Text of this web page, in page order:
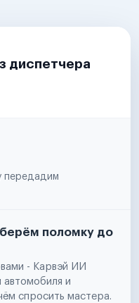
диспетчера
передадим
поломку до
- Карвэй ИИ
автомобиля и
спросить мастера.